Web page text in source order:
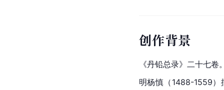
创作背景
《丹铅总录》二十七卷
明杨慎（1488-1559）